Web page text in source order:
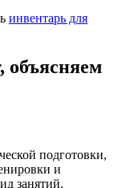
инвентарь для
объясняем
подготовки,
и
занятий,